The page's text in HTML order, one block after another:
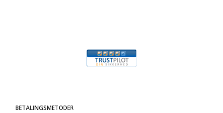
BETALINGSMETODER